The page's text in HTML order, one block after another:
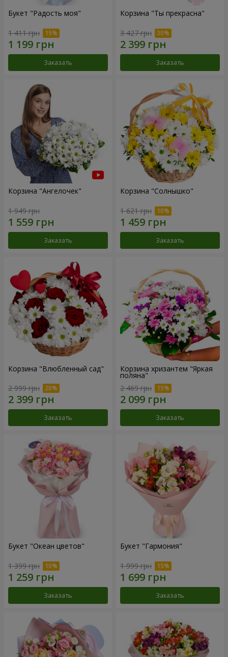
Букет "Радость моя"
1 411 грн
Заказать
Корзина "Ты прекрасна"
3 427 грн
Заказать
Корзина "Ангелочек"
1 949 грн
Заказать
Корзина "Солнышко"
1 621 грн
Заказать
Корзина "Влюбленный сад"
2 999 грн
Заказать
Корзина хризантем "Яркая
поляна"
2 469 грн
Заказать
Букет "Океан цветов"
1 399 грн
Заказать
Букет "Гармония"
1 999 грн
Заказать